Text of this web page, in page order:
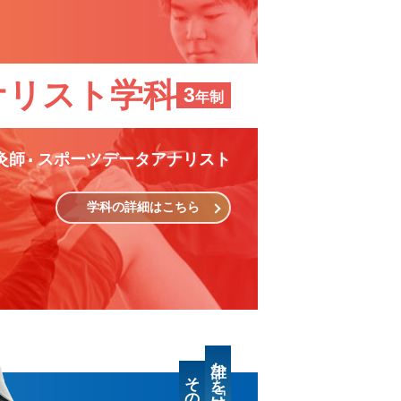
スト学科 3年制
師 スポーツデータアナリスト
学科の詳細はこちら